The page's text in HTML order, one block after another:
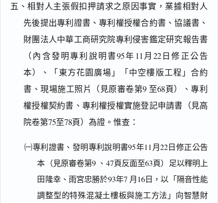
五、相對人主張假扣押請求之原因事實，業據相對人
先後提出專利證書、專利權授權合約書、協議書、
財團法人中華工商研究院專利侵害鑑定研究報告書
（內含發明專利說明書95年11月22日修正公告
本）、「東方花園廣場」「中空樓版工程」合約
書、現場施工照片（見原審卷第9 至68頁）、專利
權授權契約書、專利權授權實施登記申請書（見高
院卷第75至78頁）為證。惟查：
㈠專利證書、發明專利說明書95年11月22日修正公告
本（見原審卷第9 、47頁反面至63頁）足以釋明上
田隆幸、雨宮忠勝於93年7 月16日，以「隔音性能
調整型的特殊混凝土樓板與施工方法」向智慧財